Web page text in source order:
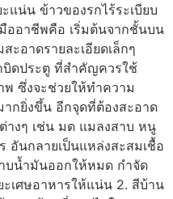
น่น ข้าวของรกไร้ระเบียบ
ออาชีพคือ เริ่มต้นจากชั้นบน
ะอาดรายละเอียดเล็กๆ
บิดประตู ที่สำคัญควรใช้
ซึ่งจะช่วยให้ทำความ
กยิ่งขึ้น อีกจุดที่ต้องสะอาด
างๆ เช่น มด แมลงสาบ หนู
อันกลายเป็นแหล่งสะสมเชื้อ
บน้ำมันออกให้หมด กำจัด
ะเศษอาหารให้แน่น 2. สีบ้าน